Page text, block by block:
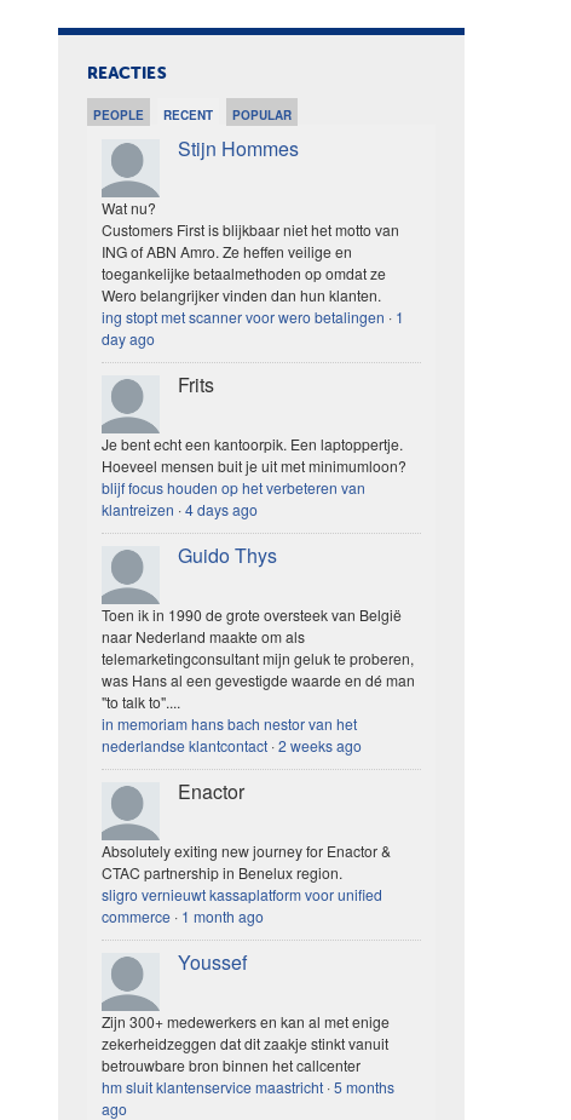
REACTIES
PEOPLE RECENT POPULAR
Stijn Hommes
Wat nu?
Customers First is blijkbaar niet het motto van
ING of ABN Amro. Ze heffen veilige en
toegankelijke betaalmethoden op omdat ze
Wero belangrijker vinden dan hun klanten.
ing stopt met scanner voor wero betalingen · 1
day ago
Frits
Je bent echt een kantoorpik. Een laptoppertje.
Hoeveel mensen buit je uit met minimumloon?
blijf focus houden op het verbeteren van
klantreizen ·4 days ago
Guido Thys
Toen ik in 1990 de grote oversteek van België
naar Nederland maakte om als
telemarketingconsultant mijn geluk te proberen,
was Hans al een gevestigde waarde en dé man
"to talk to"....
in memoriam hans bach nestor van het
nederlandse klantcontact ·2 weeks ago
Enactor
Absolutely exiting new journey for Enactor &
CTAC partnership in Benelux region.
sligro vernieuwt kassaplatform voor unified
commerce · 1 month ago
Youssef
Zijn 300+ medewerkers en kan al met enige
zekerheidzeggen dat dit zaakje stinkt vanuit
betrouwbare bron binnen het callcenter
hm sluit klantenservice maastricht ·5 months
ago